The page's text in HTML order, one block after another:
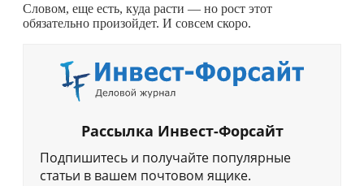
Словом, еще есть, куда расти — но рост этот
обязательно произойдет. И совсем скоро.
Рассылка Инвест-Форсайт
Подпишитесь и получайте популярные
статьи в вашем почтовом ящике.